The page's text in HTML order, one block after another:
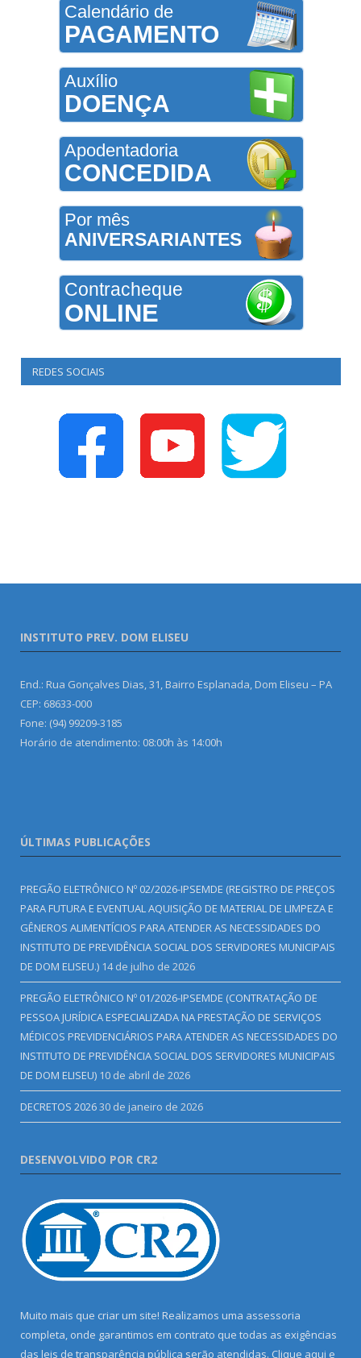
Calendário de
PAGAMENTO
Auxílio
DOENÇA
Apodentadoria
CONCEDIDA
Por mês
ANIVERSARIANTES
Contracheque
ONLINE
REDES SOCIAIS
INSTITUTO PREV. DOM ELISEU
End.: Rua Gonçalves Dias, 31, Bairro Esplanada, Dom Eliseu – PA
CEP: 68633-000
Fone: (94) 99209-3185
Horário de atendimento: 08:00h às 14:00h
ÚLTIMAS PUBLICAÇÕES
PREGÃO ELETRÔNICO Nº 02/2026-IPSEMDE (REGISTRO DE PREÇOS
PARA FUTURA E EVENTUAL AQUISIÇÃO DE MATERIAL DE LIMPEZA E
GÊNEROS ALIMENTÍCIOS PARA ATENDER AS NECESSIDADES DO
INSTITUTO DE PREVIDÊNCIA SOCIAL DOS SERVIDORES MUNICIPAIS
DE DOM ELISEU.) 14 de julho de 2026
PREGÃO ELETRÔNICO Nº 01/2026-IPSEMDE (CONTRATAÇÃO DE
PESSOA JURÍDICA ESPECIALIZADA NA PRESTAÇÃO DE SERVIÇOS
MÉDICOS PREVIDENCIÁRIOS PARA ATENDER AS NECESSIDADES DO
INSTITUTO DE PREVIDÊNCIA SOCIAL DOS SERVIDORES MUNICIPAIS
DE DOM ELISEU) 10 de abril de 2026
DECRETOS 202630 de janeiro de 2026
DESENVOLVIDO POR CR2
Muito mais que criar um site! Realizamos uma assessoria
completa, onde garantimos em contrato que todas as exigências
das leis de transparência pública serão atendidas. Clique aqui e